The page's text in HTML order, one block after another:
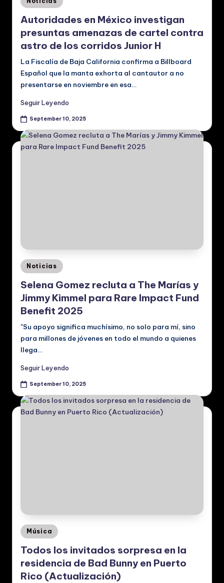
in
Autoridades en México investigan
presuntas amenazas de cartel contra
astro de los corridos Junior H
La Fiscalía de Baja California confirma a Billboard
Español que la manta exhorta al cantautor a no
presentarse en noviembre en esa…
Seguir Leyendo
September 10, 2025
Posted
in
Noticias
Selena Gomez recluta a The Marías y
Jimmy Kimmel para Rare Impact Fund
Benefit 2025
"Su apoyo significa muchísimo, no solo para mí, sino
para millones de jóvenes en todo el mundo a quienes
llega…
Seguir Leyendo
September 10, 2025
Posted
in
Música
Todos los invitados sorpresa en la
residencia de Bad Bunny en Puerto
Rico (Actualización)